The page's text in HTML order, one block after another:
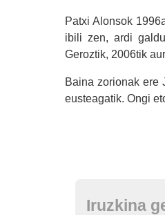
Patxi Alonsok
ibili zen, ardi
Geroztik, 2006tik
Baina zorionak ere
eusteagatik. Ongi
Iruzkina